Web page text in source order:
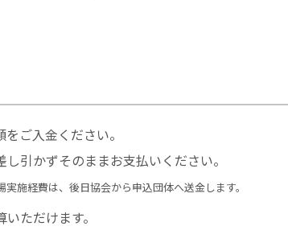
ご入金ください。
引かずそのままお支払いください。
施経費は、後日協会から申込団体へ送金します。
ただけます。